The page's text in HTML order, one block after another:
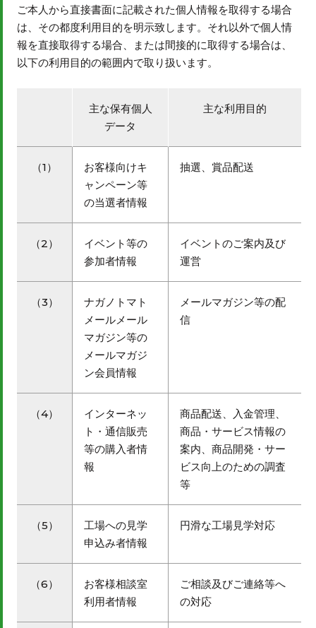
ご本人から直接書面に記載された個人情報を取得する場合
は、その都度利用目的を明示致します。それ以外で個人情
報を直接取得する場合、または間接的に取得する場合は、
以下の利用目的の範囲内で取り扱います。
主な保有個人
データ
主な利用目的
（1）
お客様向けキ
ャンペーン等
の当選者情報
抽選、賞品配送
（2）
イベント等の
参加者情報
イベントのご案内及び
運営
（3）
ナガノトマト
メールメール
マガジン等の
メールマガジ
ン会員情報
メールマガジン等の配
信
（4）
インターネッ
ト・通信販売
等の購入者情
報
商品配送、入金管理、
商品・サービス情報の
案内、商品開発・サー
ビス向上のための調査
等
（5）
工場への見学
申込み者情報
円滑な工場見学対応
（6）
お客様相談室
利用者情報
ご相談及びご連絡等へ
の対応